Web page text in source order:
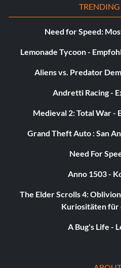
Jurassic Park Driver/Jeep
Jurassic Park-Aufseherin
8WY3FV eingeben
Jurassic Park-Aufseher
Need for Speed:
Lemonade Tycoon -
Aliens vs. Predator
Andretti Racing -
Medieval 2: Total War -
Grand Theft Auto : San
Need For
Anno 1503 -
The Elder Scrolls 4:
Kuriositäten für
A Bug's Life -